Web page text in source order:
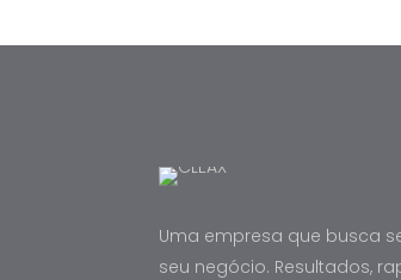
Uma empresa que busca
seu negócio. Resultados,